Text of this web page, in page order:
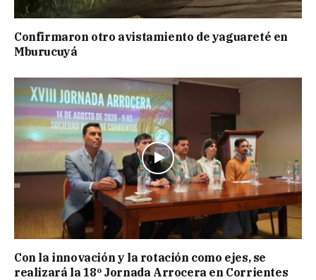
Confirmaron otro avistamiento de yaguareté en
Mburucuyá
Con la innovación y la rotación como ejes, se
realizará la 18º Jornada Arrocera en Corrientes